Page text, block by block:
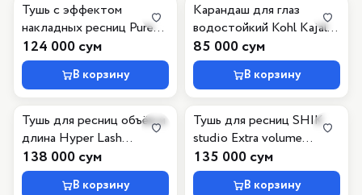
Тушь с эффектом
накладных ресниц Pure
False Lash Mascara
124 000 сум
В корзину
Карандаш для глаз
водостойкий Kohl Kajal
Waterproof, 080 хаки
85 000 сум
В корзину
Тушь для ресниц объём и
длина Hyper Lash
Mascara, 010 Electric
Black
138 000 сум
В корзину
Тушь для ресниц SHIK
studio Extra volume
eyelash mascara чёрная
135 000 сум
В корзину